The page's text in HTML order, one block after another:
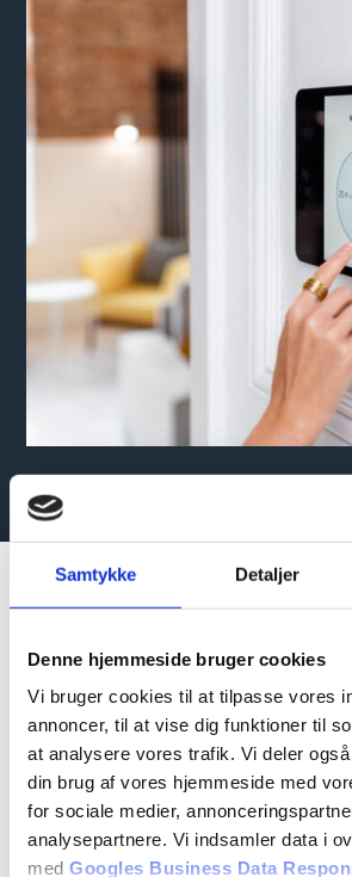
Samtykke Detaljer
Denne hjemmeside bruger cookies
Vi bruger cookies til at tilpasse vores
annoncer, til at vise dig funktioner til
at analysere vores trafik. Vi deler
din brug af vores hjemmeside med
for sociale medier,
analysepartnere. Vi indsamler data i
med Googles Business Data
Vi varetager